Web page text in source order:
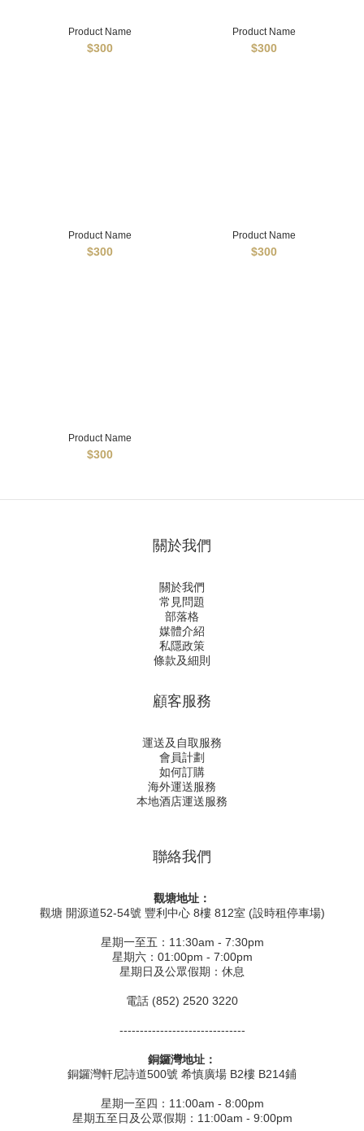
Product Name
$300
Product Name
$300
Product Name
$300
Product Name
$300
Product Name
$300
關於我們
關於我們
常見問題
部落格
媒體介紹
私隱政策
條款及細則
顧客服務
運送及自取服務
會員計劃
如何訂購
海外運送服務
本地酒店運送服務
聯絡我們
觀塘地址：
觀塘 開源道52-54號 豐利中心 8樓 812室 (設時租停車場)
星期一至五：11:30am - 7:30pm
星期六：01:00pm - 7:00pm
星期日及公眾假期：休息
電話 (852) 2520 3220
-------------------------------
銅鑼灣地址：
銅鑼灣軒尼詩道500號 希慎廣場 B2樓 B214鋪
星期一至四：11:00am - 8:00pm
星期五至日及公眾假期：11:00am - 9:00pm